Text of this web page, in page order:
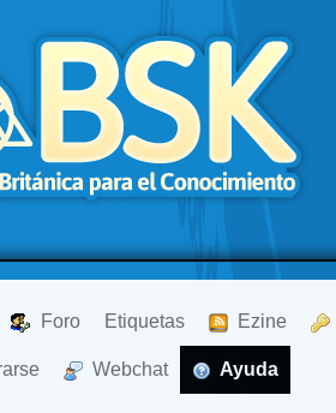
Foro Etiquetas Ezine
Webchat Ayuda